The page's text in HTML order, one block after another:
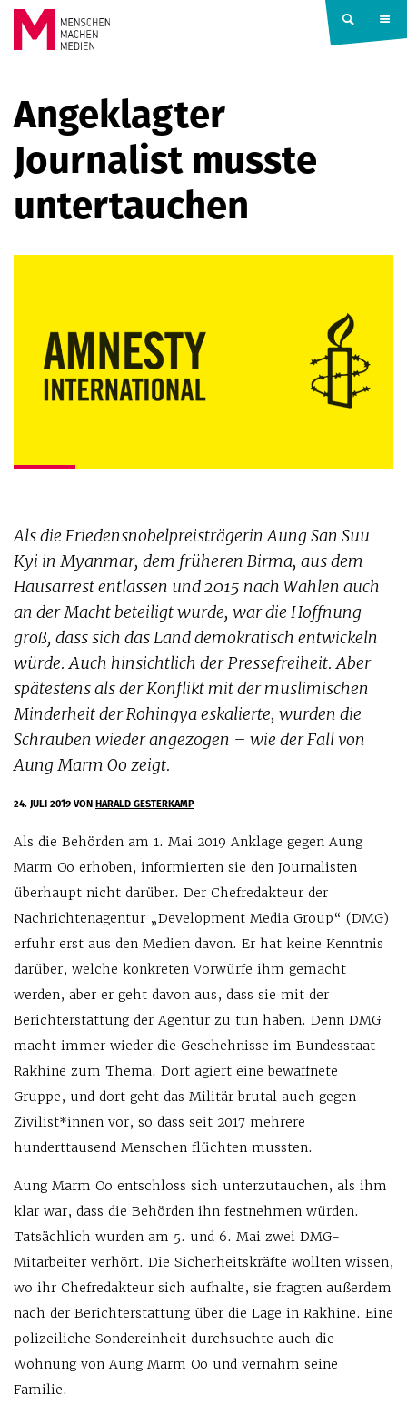
Springe zum Inhalt
MACHEN
MEDIEN
Angeklagter
Journalist musste
untertauchen
Als die Friedensnobelpreisträgerin Aung San Suu
Kyi in Myanmar, dem früheren Birma, aus dem
Hausarrest entlassen und 2015 nach Wahlen auch
an der Macht beteiligt wurde, war die Hoffnung
groß, dass sich das Land demokratisch entwickeln
würde. Auch hinsichtlich der Pressefreiheit. Aber
spätestens als der Konflikt mit der muslimischen
Minderheit der Rohingya eskalierte, wurden die
Schrauben wieder angezogen – wie der Fall von
Aung Marm Oo zeigt.
24. JULI 2019VONHARALD GESTERKAMP
Als die Behörden am 1. Mai 2019 Anklage gegen Aung
Marm Oo erhoben, informierten sie den Journalisten
überhaupt nicht darüber. Der Chefredakteur der
Nachrichtenagentur „Development Media Group“ (DMG)
erfuhr erst aus den Medien davon. Er hat keine Kenntnis
darüber, welche konkreten Vorwürfe ihm gemacht
werden, aber er geht davon aus, dass sie mit der
Berichterstattung der Agentur zu tun haben. Denn DMG
macht immer wieder die Geschehnisse im Bundesstaat
Rakhine zum Thema. Dort agiert eine bewaffnete
Gruppe, und dort geht das Militär brutal auch gegen
Zivilist*innen vor, so dass seit 2017 mehrere
hunderttausend Menschen flüchten mussten.
Aung Marm Oo entschloss sich unterzutauchen, als ihm
klar war, dass die Behörden ihn festnehmen würden.
Tatsächlich wurden am 5. und 6. Mai zwei DMG-
Mitarbeiter verhört. Die Sicherheitskräfte wollten wissen,
wo ihr Chefredakteur sich aufhalte, sie fragten außerdem
nach der Berichterstattung über die Lage in Rakhine. Eine
polizeiliche Sondereinheit durchsuchte auch die
Wohnung von Aung Marm Oo und vernahm seine
Familie.